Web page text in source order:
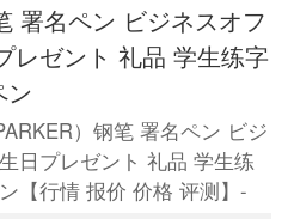
署名ペン ビジネスオフ
レゼント 礼品 学生练字
ン
）钢笔 署名ペン ビジ
日プレゼント 礼品 学生练
【行情 报价 价格 评测】-